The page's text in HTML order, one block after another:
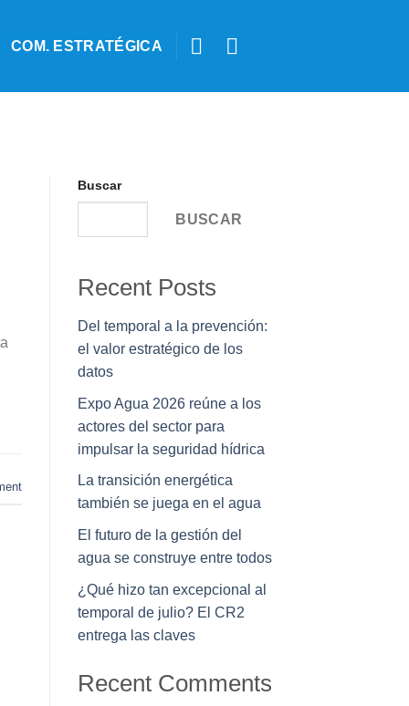
COM. ESTRATÉGICA
Buscar
BUSCAR
Recent Posts
Del temporal a la prevención:
el valor estratégico de los
datos
Expo Agua 2026 reúne a los
actores del sector para
impulsar la seguridad hídrica
La transición energética
también se juega en el agua
El futuro de la gestión del
agua se construye entre todos
¿Qué hizo tan excepcional al
temporal de julio? El CR2
entrega las claves
Recent Comments